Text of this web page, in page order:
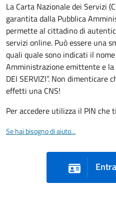
La Carta Nazionale dei Servizi
garantita dalla Pubblica
permette al cittadino di
servizi online. Può essere una
quali quale sono indicati il
Amministrazione emittente e la
DEI SERVIZI”. Non dimenticare
effetti una CNS!
Per accedere utilizza il PIN che
Se hai bisogno di aiuto...